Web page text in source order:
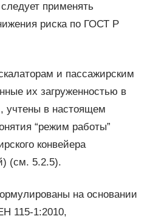
применять
риска по ГОСТ Р
и пассажирским
их загруженностью в
учтены в настоящем
“режим работы”
конвейера
(см. 5.2.5).
на основании
115-1:2010,